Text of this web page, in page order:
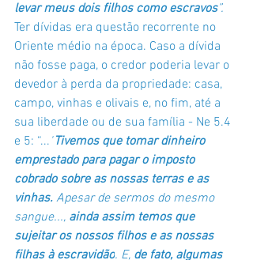
levar meus dois filhos como escravos”.
Ter dívidas era questão recorrente no
Oriente médio na época. Caso a dívida
não fosse paga, o credor poderia levar o
devedor à perda da propriedade: casa,
campo, vinhas e olivais e, no fim, até a
sua liberdade ou de sua família - Ne 5.4
e 5: “... "Tivemos que tomar dinheiro
emprestado para pagar o imposto
cobrado sobre as nossas terras e as
vinhas. Apesar de sermos do mesmo
sangue..., ainda assim temos que
sujeitar os nossos filhos e as nossas
filhas à escravidão. E, de fato, algumas